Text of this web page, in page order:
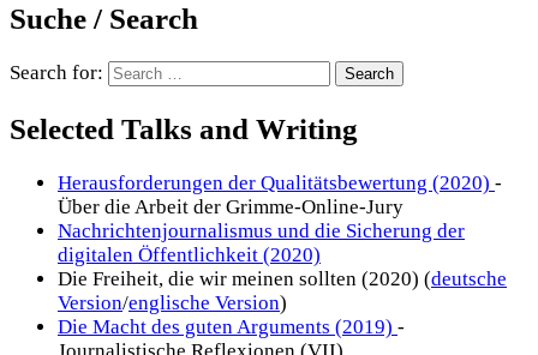
Suche / Search
Search for:
Selected Talks and Writing
Herausforderungen der Qualitätsbewertung (2020) -
Über die Arbeit der Grimme-Online-Jury
Nachrichtenjournalismus und die Sicherung der
digitalen Öffentlichkeit (2020)
Die Freiheit, die wir meinen sollten (2020) (deutsche
Version/englische Version)
Die Macht des guten Arguments (2019) -